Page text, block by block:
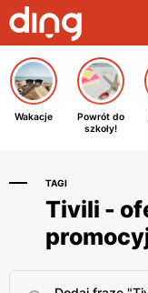
Wakacje
Powrót do
szkoły!
TAGI
Tivili -